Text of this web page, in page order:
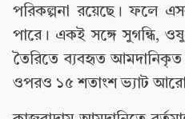
পরিকল্পনা রয়েছে। ফলে
পারে। একই সঙ্গে সুগন্ধি,
তৈরিতে ব্যবহৃত আমদানিকৃত
ওপরও ১৫ শতাংশ ভ্যাট